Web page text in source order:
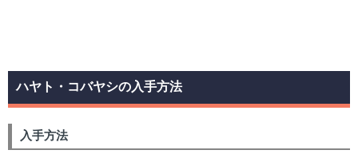
ハヤト・コバヤシの入手方法
入手方法